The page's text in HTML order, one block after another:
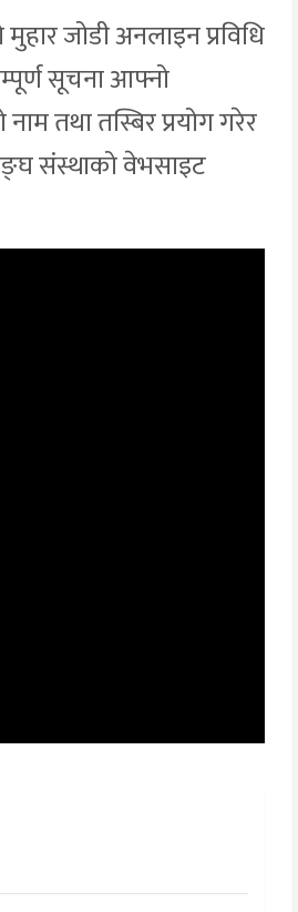
मुहार जोडी अनलाइन प्रविधि
सूचना आफ्नो
तथा तस्बिर प्रयोग गरेर
संस्थाको वेभसाइट